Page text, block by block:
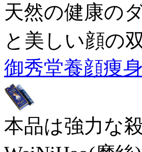
天然の健康の
と美しい顔の
御秀堂養顔痩
本品は強力な